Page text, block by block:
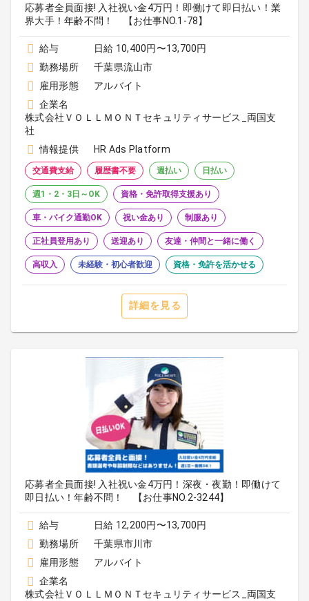
応募者全員面接! 入社祝い金4万円！即働けて即日払い！業
界大手！年齢不問！ 【お仕事NO.1-78】
給与
日給 10,400円〜13,700円
勤務場所
千葉県流山市
雇用形態
アルバイト
企業名
株式会社ＶＯＬＬＭＯＮＴセキュリティサービス_両国支
社
情報提供
HR Ads Platform
交通費支給 履歴書不要 週払い 日払い
週1・2・3日～OK 資格・免許取得支援あり
車・バイク通勤OK 祝い金あり 制服あり
正社員登用あり 送迎あり 友達・仲間と一緒に働く
高収入 未経験・初心者歓迎 資格・免許を活かせる
詳細を見る
応募者全員面接! 入社祝い金4万円！深夜・夜勤！即働けて
即日払い！年齢不問！ 【お仕事NO.2-3244】
給与
日給 12,200円〜13,700円
勤務場所
千葉県市川市
雇用形態
アルバイト
企業名
株式会社ＶＯＬＬＭＯＮＴセキュリティサービス_両国支